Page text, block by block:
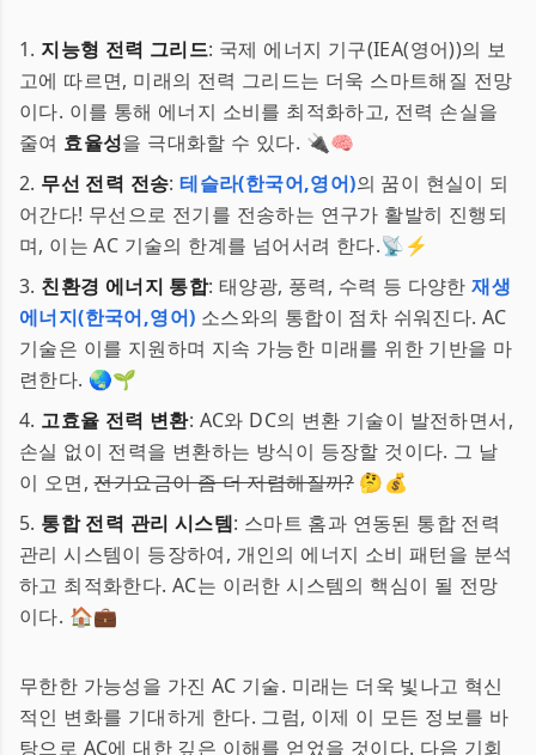
1. 지능형 전력 그리드: 국제 에너지 기구(IEA(영어))의 보
고에 따르면, 미래의 전력 그리드는 더욱 스마트해질 전망
이다. 이를 통해 에너지 소비를 최적화하고, 전력 손실을
줄여 효율성을 극대화할 수 있다. 🔌🧠
2. 무선 전력 전송:테슬라(한국어,영어)의 꿈이 현실이 되
어간다! 무선으로 전기를 전송하는 연구가 활발히 진행되
며, 이는 AC 기술의 한계를 넘어서려 한다.📡⚡
3. 친환경 에너지 통합: 태양광, 풍력, 수력 등 다양한재생
에너지(한국어,영어) 소스와의 통합이 점차 쉬워진다. AC
기술은 이를 지원하며 지속 가능한 미래를 위한 기반을 마
련한다. 🌏🌱
4. 고효율 전력 변환: AC와 DC의 변환 기술이 발전하면서,
손실 없이 전력을 변환하는 방식이 등장할 것이다. 그 날
이 오면,전기요금이 좀 더 저렴해질까?🤔💰
5. 통합 전력 관리 시스템: 스마트 홈과 연동된 통합 전력
관리 시스템이 등장하여, 개인의 에너지 소비 패턴을 분석
하고 최적화한다. AC는 이러한 시스템의 핵심이 될 전망
이다. 🏠💼
무한한 가능성을 가진 AC 기술. 미래는 더욱 빛나고 혁신
적인 변화를 기대하게 한다. 그럼, 이제 이 모든 정보를 바
탕으로 AC에 대한 깊은 이해를 얻었을 것이다. 다음 기회